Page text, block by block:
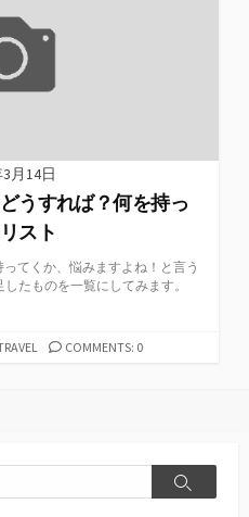
月14日
うすれば？何を持っ
スト
てくか、悩みますよね！と言う
たものを一覧にしてみます。
COMMENTS: 0
検